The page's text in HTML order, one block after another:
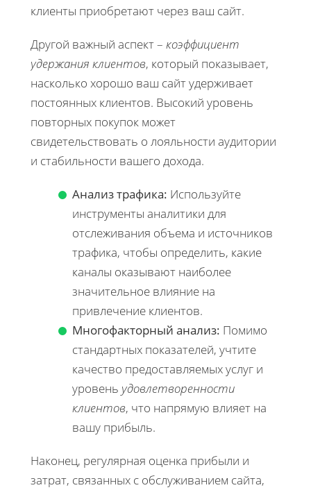
клиенты приобретают через ваш сайт.
Другой важный аспект – коэффициент
удержания клиентов, который показывает,
насколько хорошо ваш сайт удерживает
постоянных клиентов. Высокий уровень
повторных покупок может
свидетельствовать о лояльности аудитории
и стабильности вашего дохода.
Анализ трафика: Используйте
инструменты аналитики для
отслеживания объема и источников
трафика, чтобы определить, какие
каналы оказывают наиболее
значительное влияние на
привлечение клиентов.
Многофакторный анализ: Помимо
стандартных показателей, учтите
качество предоставляемых услуг и
уровень удовлетворенности
клиентов, что напрямую влияет на
вашу прибыль.
Наконец, регулярная оценка прибыли и
затрат, связанных с обслуживанием сайта,